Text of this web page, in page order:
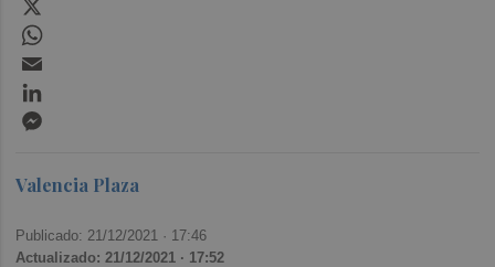
Valencia Plaza
Publicado: 21/12/2021 · 17:46
Actualizado: 21/12/2021 · 17:52